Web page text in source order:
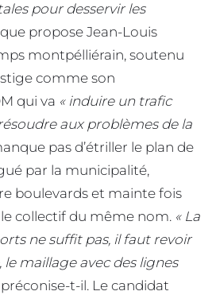
pour desservir les
que propose Jean-Louis
montpélliérain, soutenu
comme son
qui va « induire un trafic
aux problèmes de la
pas d’étriller le plan de
par la municipalité,
boulevards et mainte fois
collectif du même nom. « La
ne suffit pas, il faut revoir
le maillage avec des lignes
préconise-t-il. Le candidat